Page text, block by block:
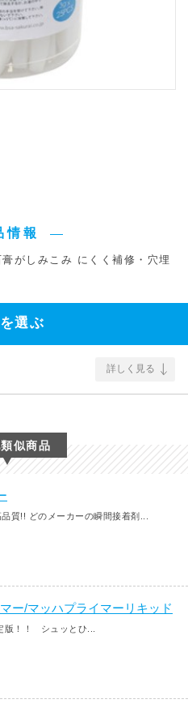
情報
がしみこみ にくく補修・穴埋
選ぶ
詳しく見る
似商品
質!! どのメーカーの瞬間接着剤...
ー/マッハプライマーリキッド
版！！ シュッとひ...